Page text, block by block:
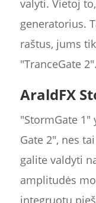
valyti. Vietoj
generatorius.
raštus, jums
"TranceGate 2".
AraldFX
"StormGate 1"
Gate 2", nes
galite valdyti
amplitudės